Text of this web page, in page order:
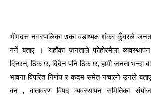
भीमदत्त नगरपालिका ७का वडाध्यक्ष शंकर कुँँवरले
गर्ने बताए । ‘यहाँका जनताले फोहोरमैला
दिन्छन, ठिक छ, दिदैन पनि ठिक छ, हामी जनता भन्दा
भावना विपरित निर्णय र कदम समेत नचाल्ने उनले
वन , वातावरण विपद व्यवस्थापन समितिका